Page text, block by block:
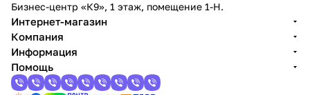
Бизнес-центр «К9», 1 этаж, помещение 1-Н.
Интернет-магазин
Компания
Информация
Помощь